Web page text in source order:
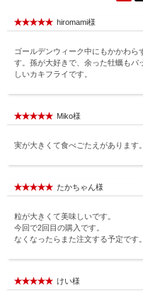
hiromami様
ゴールデンウィーク中にもかかわ
す。孫が大好きで、余った牡蠣もパ
しいカキフライです。
Miko様
実が大きくて食べごたえがあります。
たかちゃん様
粒が大きくて美味しいです。
今回で2回目の購入です。
なくなったらまた注文する予定です。
けい様